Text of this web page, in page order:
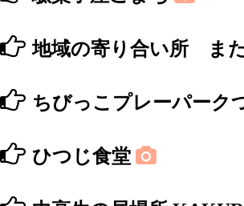
地域の寄り合い所 ま
ちびっこプレーパーク
ひつじ食堂